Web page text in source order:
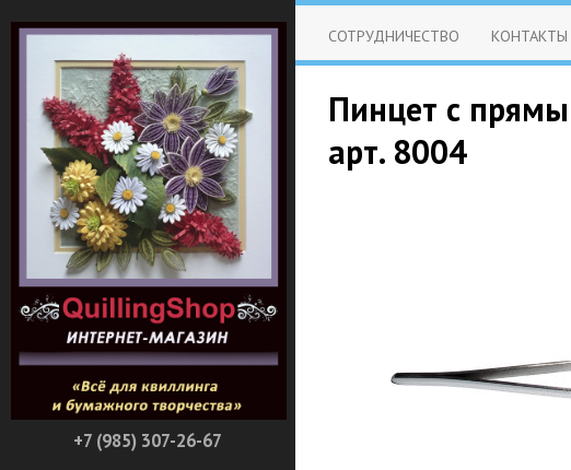
+7 (985) 307-26-67
СОТРУДНИЧЕСТВО КОНТАКТЫ
Пинцет с
арт. 8004